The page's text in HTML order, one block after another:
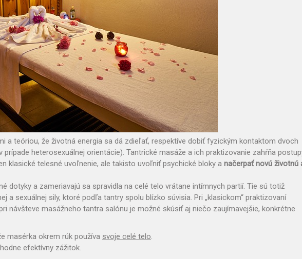
a teóriou, že životná energia sa dá zdieľať, respektíve dobiť fyzickým kontaktom dvoch
prípade heterosexuálnej orientácie). Tantrické masáže a ich praktizovanie zahŕňa
klasické telesné uvoľnenie, ale takisto uvoľniť psychické bloky a načerpať novú životnú
dotyky a zameriavajú sa spravidla na celé telo vrátane intímnych partií. Tie sú totiž
a sexuálnej sily, ktoré podľa tantry spolu blízko súvisia. Pri „klasickom“ praktizovaní
návšteve masážneho tantra salónu je možné skúsiť aj niečo zaujímavejšie, konkrétne
masérka okrem rúk používa svoje celé telo.
efektívny zážitok.